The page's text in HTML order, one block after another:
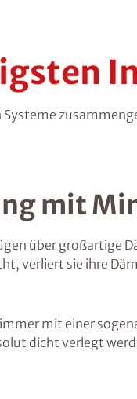
mit
über großartige
verliert sie ihre
mit einer
dicht verlegt